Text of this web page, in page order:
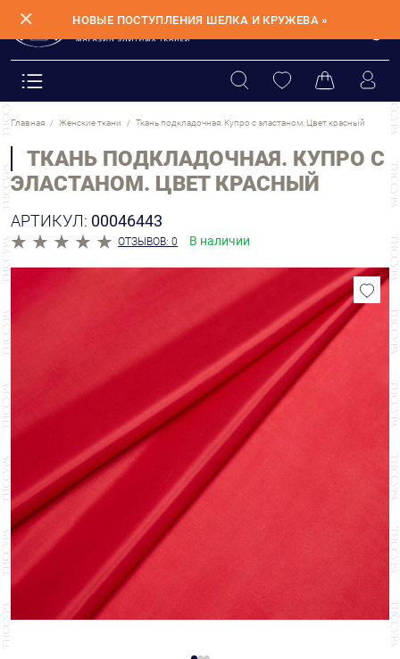
✕ НОВЫЕ ПОСТУПЛЕНИЯ ШЕЛКА И КРУЖЕВА »
Главная Женские ткани Ткань подкладочная. Купро с эластаном. Цвет красный
ТКАНЬ ПОДКЛАДОЧНАЯ. КУПРО С
ЭЛАСТАНОМ. ЦВЕТ КРАСНЫЙ
АРТИКУЛ: 00046443
ОТЗЫВОВ: 0 В наличии